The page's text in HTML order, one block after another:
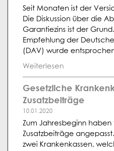
Seit Monaten ist der
Die Diskussion über die
Garantiezins ist der
Empfehlung der
(DAV) wurde
Weiterlesen
Gesetzliche
Zusatzbeiträge
10.01.2020
Zum Jahresbeginn haben
Zusatzbeiträge
zwei Krankenkassen,